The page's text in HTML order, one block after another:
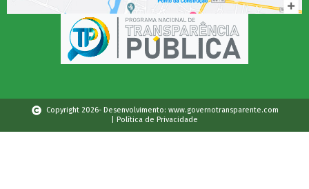
Copyright 2026- Desenvolvimento: www.governotransparente.com
| Política de Privacidade